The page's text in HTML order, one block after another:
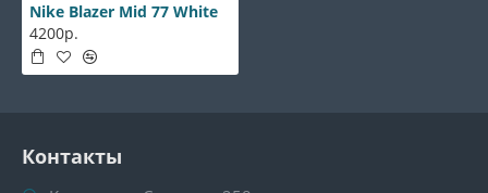
Nike Blazer Mid 77 White
4200р.
Контакты